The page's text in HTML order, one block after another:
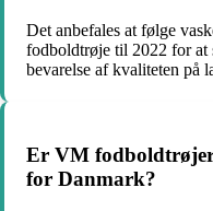
Det anbefales at følge
fodboldtrøje til 2022 for at
bevarelse af kvaliteten på
Er VM
for Danmark?